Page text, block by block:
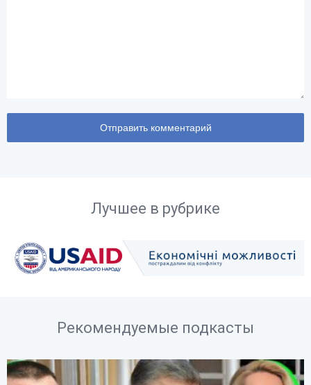
Лучшее в рубрике
Рекомендуемые подкасты